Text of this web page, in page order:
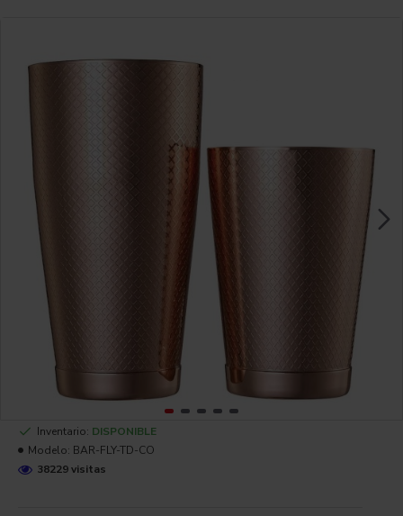
Inventario: DISPONIBLE
Modelo: BAR-FLY-TD-CO
38229 visitas